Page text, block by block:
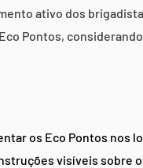
ativo dos
Pontos,
os Eco Pontos nos
visíveis sobre